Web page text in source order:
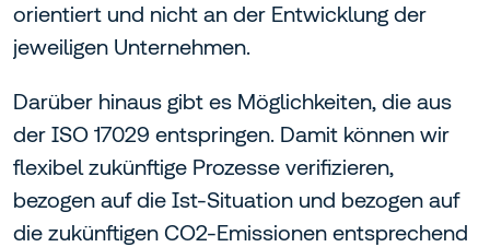
orientiert und nicht an der Entwicklung der
jeweiligen Unternehmen.
Darüber hinaus gibt es Möglichkeiten, die aus
der ISO 17029 entspringen. Damit können wir
flexibel zukünftige Prozesse verifizieren,
bezogen auf die Ist-Situation und bezogen auf
die zukünftigen CO2-Emissionen entsprechend